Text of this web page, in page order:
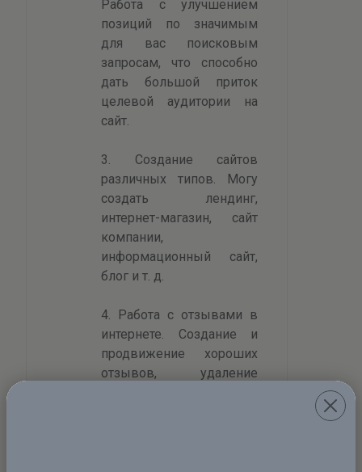
Работа с улучшением
позиций по значимым
для вас поисковым
запросам, что способно
дать большой приток
целевой аудитории на
сайт.
3. Создание сайтов
различных типов. Могу
создать лендинг,
интернет-магазин, сайт
компании,
информационный сайт,
блог и т. д.
4. Работа с отзывами в
интернете. Создание и
продвижение хороших
отзывов, удаление